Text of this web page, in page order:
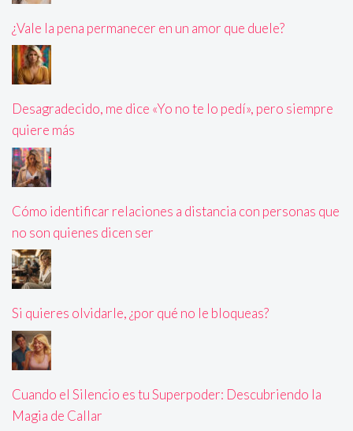
¿Vale la pena permanecer en un amor que duele?
Desagradecido, me dice «Yo no te lo pedí», pero siempre
quiere más
Cómo identificar relaciones a distancia con personas que
no son quienes dicen ser
Si quieres olvidarle, ¿por qué no le bloqueas?
Cuando el Silencio es tu Superpoder: Descubriendo la
Magia de Callar